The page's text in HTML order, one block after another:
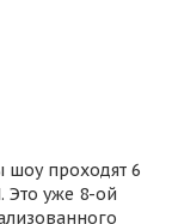
шоу проходят 6
уже 8-ой